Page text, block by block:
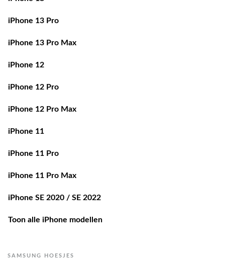
iPhone 13 Pro
iPhone 13 Pro Max
iPhone 12
iPhone 12 Pro
iPhone 12 Pro Max
iPhone 11
iPhone 11 Pro
iPhone 11 Pro Max
iPhone SE 2020 / SE 2022
Toon alle iPhone modellen
SAMSUNG HOESJES